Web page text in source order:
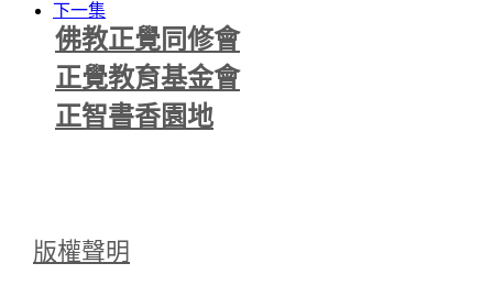
下一集
佛教正覺同修會
正覺教育基金會
正智書香園地
版權聲明